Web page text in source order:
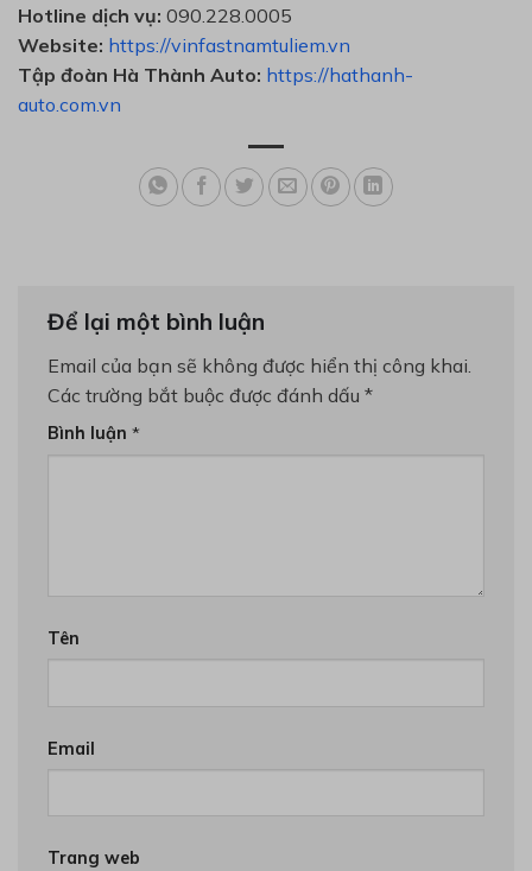
Hotline dịch vụ: 090.228.0005
Website: https://vinfastnamtuliem.vn
Tập đoàn Hà Thành Auto: https://hathanh-
auto.com.vn
Để lại một bình luận
Email của bạn sẽ không được hiển thị công khai.
Các trường bắt buộc được đánh dấu *
Bình luận *
Tên
Email
Trang web